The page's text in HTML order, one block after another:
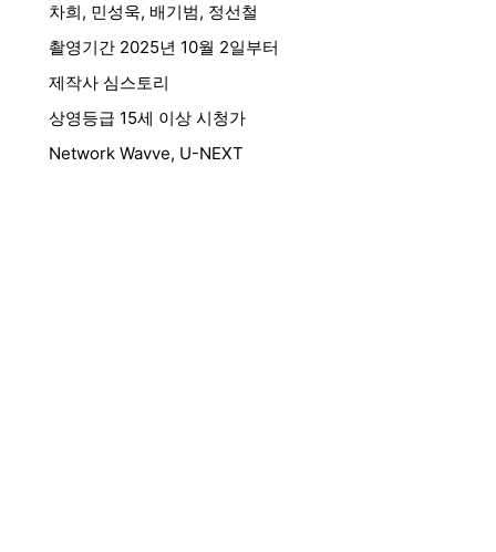
차희, 민성욱, 배기범, 정선철
촬영기간 2025년 10월 2일부터
제작사 심스토리
상영등급 15세 이상 시청가
Network Wavve, U-NEXT